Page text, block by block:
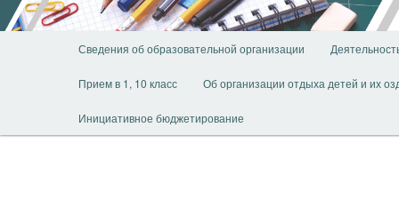
Сведения об образовательной организации
Прием в 1, 10 класс Об организации отдыха детей и их
Инициативное бюджетирование